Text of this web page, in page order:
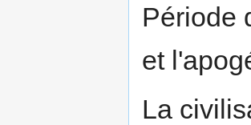
Période
et
La